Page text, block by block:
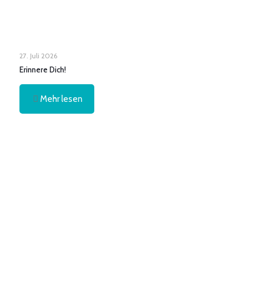
27. Juli 2026
Erinnere Dich!
Mehr lesen